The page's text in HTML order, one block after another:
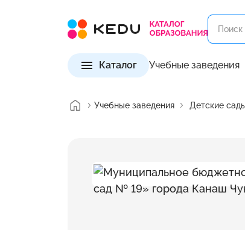
Каталог Учебные заведения
Учебные заведения Детские